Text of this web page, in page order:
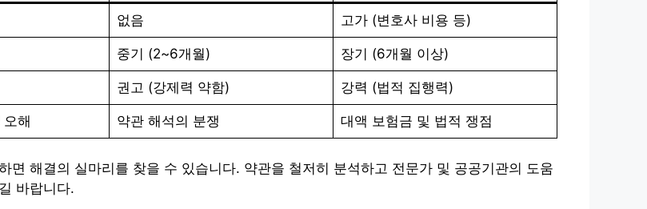
없음 고가 (변호사 비용 등)
중기 (2~6개월) 장기 (6개월 이상)
권고 (강제력 약함) 강력 (법적 집행력)
해 약관 해석의 분쟁 대액 보험금 및 법적 쟁점
면 해결의 실마리를 찾을 수 있습니다. 약관을 철저히 분석하고 전문가 및 공공기관의 도움
바랍니다.